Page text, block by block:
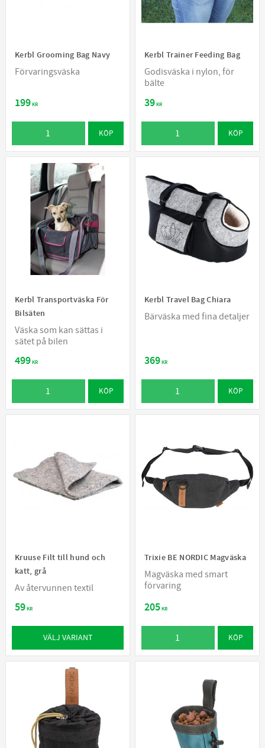
Kerbl Grooming Bag Navy
Förvaringsväska
199KR
KÖP
Kerbl Trainer Feeding Bag
Godisväska i nylon, för
bälte
39KR
KÖP
Kerbl Transportväska För
Bilsäten
Väska som kan sättas i
sätet på bilen
499KR
KÖP
Kerbl Travel Bag Chiara
Bärväska med fina detaljer
369KR
KÖP
Kruuse Filt till hund och
katt, grå
Av återvunnen textil
59KR
VÄLJ VARIANT
Trixie BE NORDIC Magväska
Magväska med smart
förvaring
205KR
KÖP